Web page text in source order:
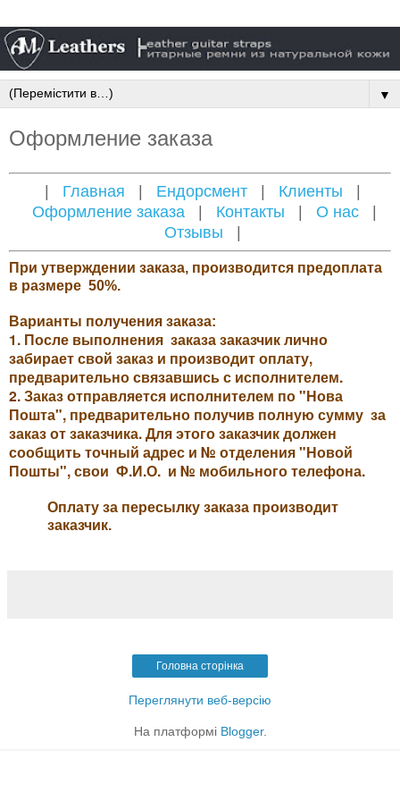
▼
Оформление заказа
| Главная | Ендорсмент| Клиенты |
Оформление заказа | Контакты | О нас |
Отзывы |
При утверждении заказа, производится предоплата
в размере 50%.
Варианты получения заказа:
1. После выполнения заказа заказчик лично
забирает свой заказ и производит оплату,
предварительно связавшись с исполнителем.
2. Заказ отправляется исполнителем по "Нова
Пошта", предварительно получив полную сумму за
заказ от заказчика. Для этого заказчик должен
сообщить точный адрес и № отделения "Новой
Пошты", свои Ф.И.О. и № мобильного телефона.
Оплату за пересылку заказа производит
заказчик.
Головна сторінка
Переглянути веб-версію
На платформі Blogger.